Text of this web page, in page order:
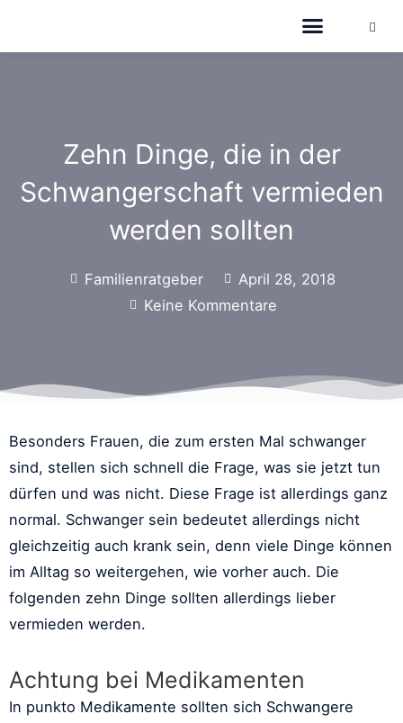
Zehn Dinge, die in der
Schwangerschaft vermieden
werden sollten
Familienratgeber
April 28, 2018
Keine Kommentare
Besonders Frauen, die zum ersten Mal schwanger
sind, stellen sich schnell die Frage, was sie jetzt tun
dürfen und was nicht. Diese Frage ist allerdings ganz
normal. Schwanger sein bedeutet allerdings nicht
gleichzeitig auch krank sein, denn viele Dinge können
im Alltag so weitergehen, wie vorher auch. Die
folgenden zehn Dinge sollten allerdings lieber
vermieden werden.
Achtung bei Medikamenten
In punkto Medikamente sollten sich Schwangere